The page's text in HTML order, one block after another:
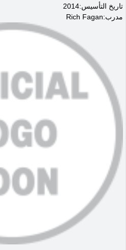
تاريخ التأسيس:2014
مدرب:Rich Fagan